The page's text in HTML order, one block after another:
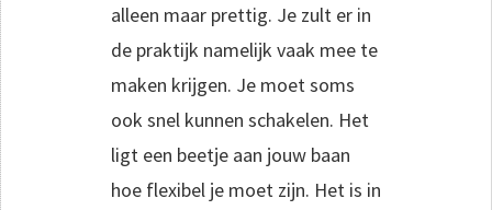
alleen maar prettig. Je zult er in
de praktijk namelijk vaak mee te
maken krijgen. Je moet soms
ook snel kunnen schakelen. Het
ligt een beetje aan jouw baan
hoe flexibel je moet zijn. Het is in